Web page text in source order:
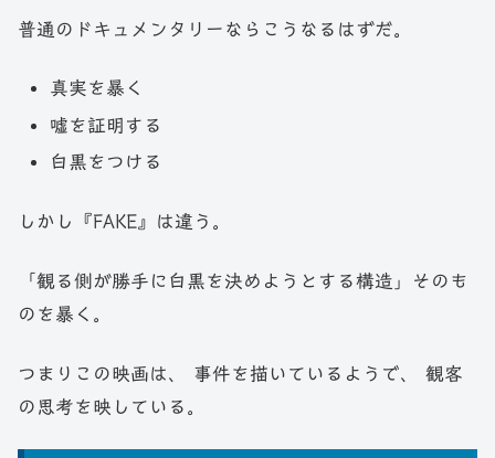
普通のドキュメンタリーならこうなるはずだ。
真実を暴く
嘘を証明する
白黒をつける
しかし『FAKE』は違う。
「観る側が勝手に白黒を決めようとする構造」そのも
のを暴く。
つまりこの映画は、 事件を描いているようで、 観客
の思考を映している。